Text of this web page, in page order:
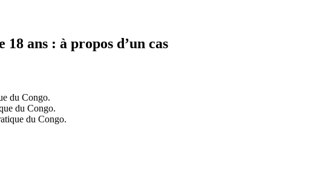
ans : à propos d’un cas
du Congo.
du Congo.
du Congo.